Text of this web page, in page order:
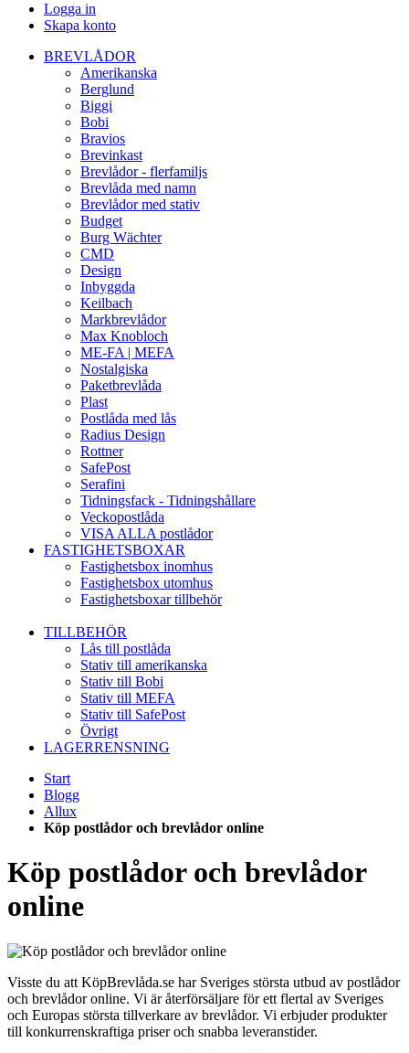
Logga in
Skapa konto
BREVLÅDOR
Amerikanska
Berglund
Biggi
Bobi
Bravios
Brevinkast
Brevlådor - flerfamiljs
Brevlåda med namn
Brevlådor med stativ
Budget
Burg Wächter
CMD
Design
Inbyggda
Keilbach
Markbrevlådor
Max Knobloch
ME-FA | MEFA
Nostalgiska
Paketbrevlåda
Plast
Postlåda med lås
Radius Design
Rottner
SafePost
Serafini
Tidningsfack - Tidningshållare
Veckopostlåda
VISA ALLA postlådor
FASTIGHETSBOXAR
Fastighetsbox inomhus
Fastighetsbox utomhus
Fastighetsboxar tillbehör
TILLBEHÖR
Lås till postlåda
Stativ till amerikanska
Stativ till Bobi
Stativ till MEFA
Stativ till SafePost
Övrigt
LAGERRENSNING
Start
Blogg
Allux
Köp postlådor och brevlådor online
Köp postlådor och brevlådor
online
Visste du att KöpBrevlåda.se har Sveriges största utbud av postlådor
och brevlådor online. Vi är återförsäljare för ett flertal av Sveriges
och Europas största tillverkare av brevlådor. Vi erbjuder produkter
till konkurrenskraftiga priser och snabba leveranstider.